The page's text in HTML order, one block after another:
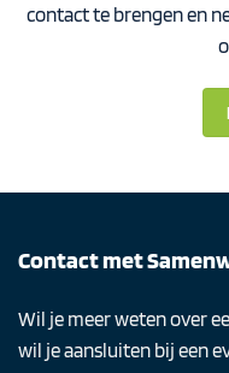
contact te brengen en
Contact met
Wil je meer weten over
wil je aansluiten bij een